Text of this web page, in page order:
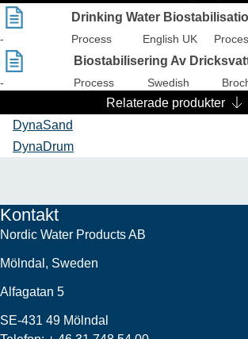
Drinking Water
- Process English UK
Biostabilisering Av
- Process Swedish
Relaterade produkter
DynaSand
DynaDrum
Kontakt
Nordic Water Products AB
Mölndal, Sweden
Alfagatan 5
SE-431 49 Mölndal